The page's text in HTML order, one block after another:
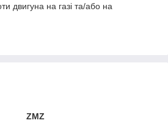
двигуна на газі та/або на
ZMZ